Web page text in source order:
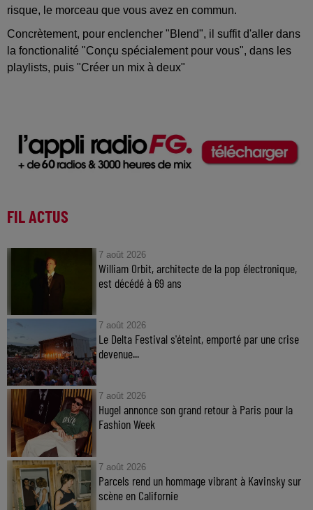
risque, le morceau que vous avez en commun.
Concrètement, pour enclencher "Blend", il suffit d'aller dans
la fonctionalité "Conçu spécialement pour vous", dans les
playlists, puis "Créer un mix à deux"
FIL ACTUS
7 août 2026
William Orbit, architecte de la pop électronique,
est décédé à 69 ans
7 août 2026
Le Delta Festival s'éteint, emporté par une crise
devenue...
7 août 2026
Hugel annonce son grand retour à Paris pour la
Fashion Week
7 août 2026
Parcels rend un hommage vibrant à Kavinsky sur
scène en Californie